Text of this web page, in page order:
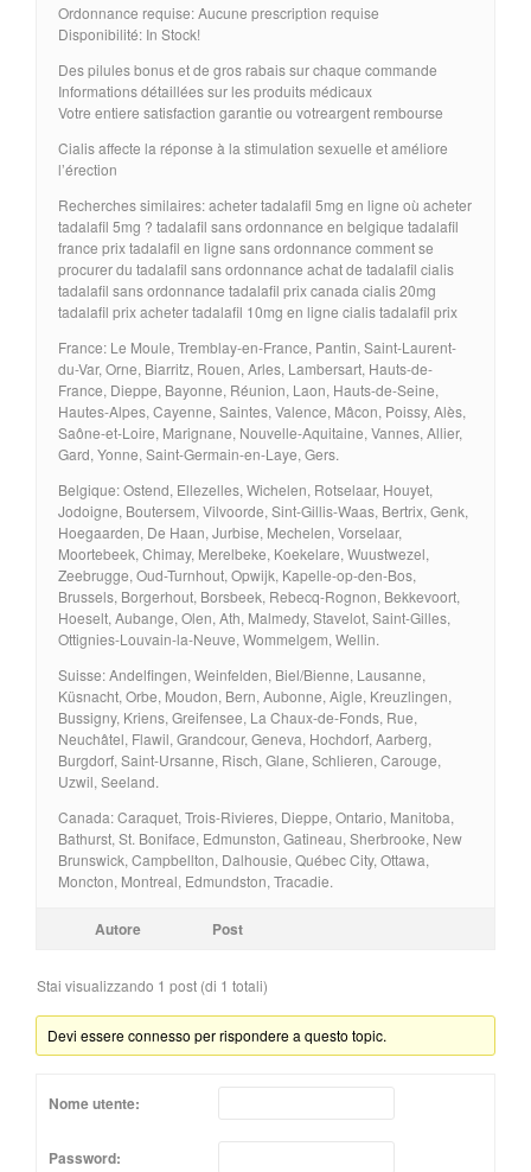
Ordonnance requise: Aucune prescription requise
Disponibilité: In Stock!
Des pilules bonus et de gros rabais sur chaque commande
Informations détaillées sur les produits médicaux
Votre entiere satisfaction garantie ou votreargent rembourse
Cialis affecte la réponse à la stimulation sexuelle et améliore
l’érection
Recherches similaires: acheter tadalafil 5mg en ligne où acheter
tadalafil 5mg ? tadalafil sans ordonnance en belgique tadalafil
france prix tadalafil en ligne sans ordonnance comment se
procurer du tadalafil sans ordonnance achat de tadalafil cialis
tadalafil sans ordonnance tadalafil prix canada cialis 20mg
tadalafil prix acheter tadalafil 10mg en ligne cialis tadalafil prix
France: Le Moule, Tremblay-en-France, Pantin, Saint-Laurent-
du-Var, Orne, Biarritz, Rouen, Arles, Lambersart, Hauts-de-
France, Dieppe, Bayonne, Réunion, Laon, Hauts-de-Seine,
Hautes-Alpes, Cayenne, Saintes, Valence, Mâcon, Poissy, Alès,
Saône-et-Loire, Marignane, Nouvelle-Aquitaine, Vannes, Allier,
Gard, Yonne, Saint-Germain-en-Laye, Gers.
Belgique: Ostend, Ellezelles, Wichelen, Rotselaar, Houyet,
Jodoigne, Boutersem, Vilvoorde, Sint-Gillis-Waas, Bertrix, Genk,
Hoegaarden, De Haan, Jurbise, Mechelen, Vorselaar,
Moortebeek, Chimay, Merelbeke, Koekelare, Wuustwezel,
Zeebrugge, Oud-Turnhout, Opwijk, Kapelle-op-den-Bos,
Brussels, Borgerhout, Borsbeek, Rebecq-Rognon, Bekkevoort,
Hoeselt, Aubange, Olen, Ath, Malmedy, Stavelot, Saint-Gilles,
Ottignies-Louvain-la-Neuve, Wommelgem, Wellin.
Suisse: Andelfingen, Weinfelden, Biel/Bienne, Lausanne,
Küsnacht, Orbe, Moudon, Bern, Aubonne, Aigle, Kreuzlingen,
Bussigny, Kriens, Greifensee, La Chaux-de-Fonds, Rue,
Neuchâtel, Flawil, Grandcour, Geneva, Hochdorf, Aarberg,
Burgdorf, Saint-Ursanne, Risch, Glane, Schlieren, Carouge,
Uzwil, Seeland.
Canada: Caraquet, Trois-Rivieres, Dieppe, Ontario, Manitoba,
Bathurst, St. Boniface, Edmunston, Gatineau, Sherbrooke, New
Brunswick, Campbellton, Dalhousie, Québec City, Ottawa,
Moncton, Montreal, Edmundston, Tracadie.
Autore Post
Stai visualizzando 1 post (di 1 totali)
Devi essere connesso per rispondere a questo topic.
Nome utente:
Password: